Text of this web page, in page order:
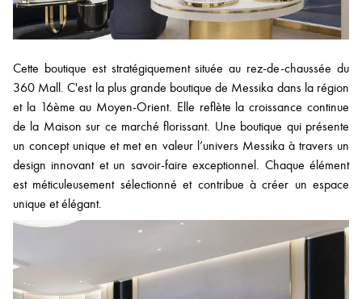
Cette boutique est stratégiquement située au rez-de-chaussée du
360 Mall. C'est la plus grande boutique de Messika dans la région
et la 16ème au Moyen-Orient. Elle reflète la croissance continue
de la Maison sur ce marché florissant. Une boutique qui présente
un concept unique et met en valeur l’univers Messika à travers un
design innovant et un savoir-faire exceptionnel. Chaque élément
est méticuleusement sélectionné et contribue à créer un espace
unique et élégant.